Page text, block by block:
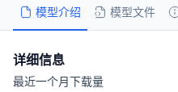
模型介绍 模型文件
详细信息
最近一个月下载量